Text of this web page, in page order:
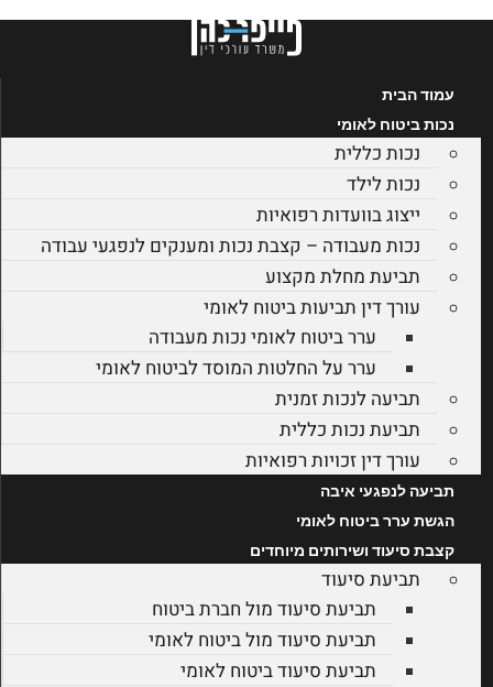
עמוד הבית
נכות ביטוח לאומי
נכות כללית
נכות לילד
ייצוג בוועדות רפואיות
נכות מעבודה – קצבת נכות ומענקים לנפגעי עבודה
תביעת מחלת מקצוע
עורך דין תביעות ביטוח לאומי
ערר ביטוח לאומי נכות מעבודה
ערר על החלטות המוסד לביטוח לאומי
תביעה לנכות זמנית
תביעת נכות כללית
עורך דין זכויות רפואיות
תביעה לנפגעי איבה
הגשת ערר ביטוח לאומי
קצבת סיעוד ושירותים מיוחדים
תביעת סיעוד
תביעת סיעוד מול חברת ביטוח
תביעת סיעוד מול ביטוח לאומי
תביעת סיעוד ביטוח לאומי